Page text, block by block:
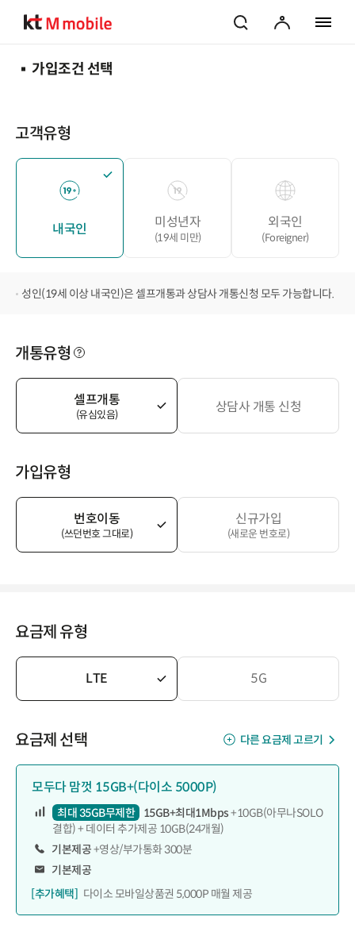
검색
마이페이지
가입조건 선택
고객유형
내국인 미성년자
(19세 미만)
외국인
(Foreigner)
성인(19세 이상 내국인)은 셀프개통과 상담사 개통신청 모두 가능합니다.
개통유형
셀프개통
(유심있음) 상담사 개통 신청
가입유형
번호이동
(쓰던번호 그대로)
신규가입
(새로운 번호로)
요금제 유형
LTE 5G
요금제 선택 다른 요금제 고르기
모두다 맘껏 15GB+(다이소 5000P)
최대 35GB무제한 15GB+최대1Mbps+10GB(아무나SOLO
결합) + 데이터 추가제공 10GB(24개월)
기본제공+영상/부가통화 300분
기본제공
[추가혜택]
다이소 모바일상품권 5,000P 매월 제공